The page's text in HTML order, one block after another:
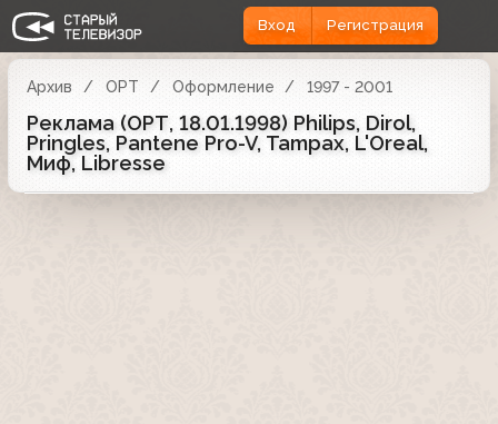
Вход Регистрация
Архив ОРТ Оформление 1997 - 2001
Реклама (ОРТ, 18.01.1998) Philips, Dirol,
Pringles, Pantene Pro-V, Tampax, L'Oreal,
Миф, Libresse